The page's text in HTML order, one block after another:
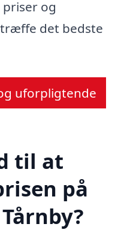
og
det bedste
uforpligtende
til at
på